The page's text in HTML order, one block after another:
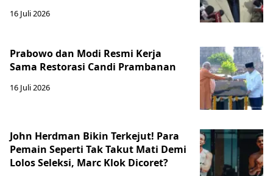
16 Juli 2026
Prabowo dan Modi Resmi Kerja
Sama Restorasi Candi Prambanan
16 Juli 2026
John Herdman Bikin Terkejut! Para
Pemain Seperti Tak Takut Mati Demi
Lolos Seleksi, Marc Klok Dicoret?